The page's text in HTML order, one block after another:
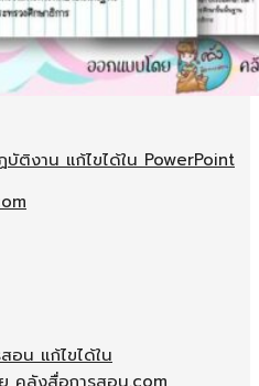
ติงาน แก้ไขได้ใน PowerPoint